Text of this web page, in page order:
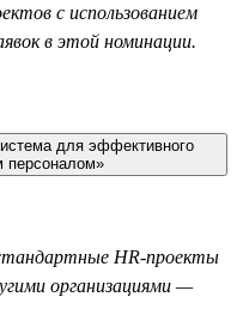
с использованием
в этой номинации.
для эффективного
персоналом»
HR-проекты
организациями —